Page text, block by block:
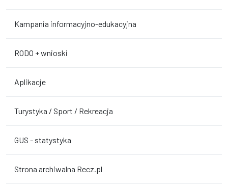
Kampania informacyjno-edukacyjna
RODO + wnioski
Aplikacje
Turystyka / Sport / Rekreacja
GUS - statystyka
Strona archiwalna Recz.pl